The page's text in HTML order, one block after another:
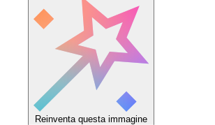
Reinventa questa immagine